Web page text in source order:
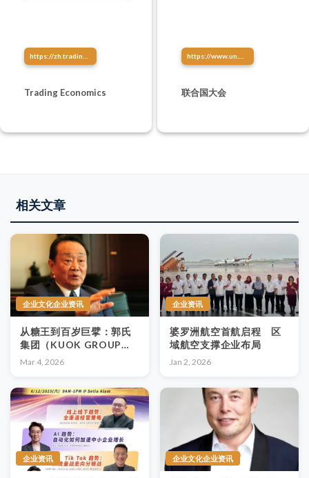
Trading Economics 联合国大会
相关文章
企业文化企业资讯
从糖王到百岁巨擘：郭氏
集团（KUOK GROUP）
的长青商业密码
Mar 4, 2026
企业资讯
婆罗洲航空首航启程 区
域航空支撑企业布局
Jan 2, 2026
企业资讯 企业文化企业资讯